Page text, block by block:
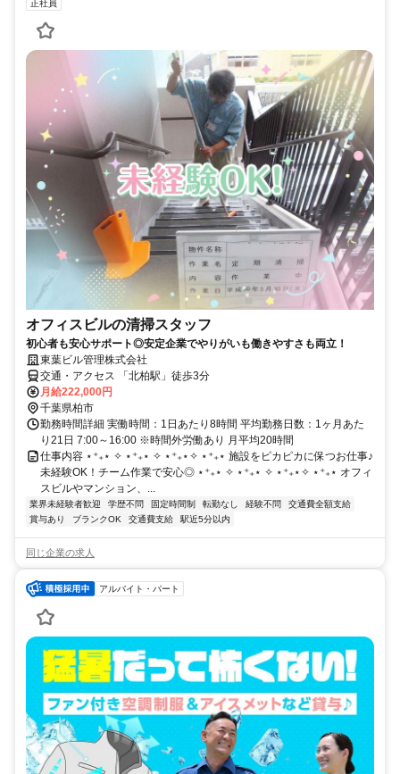
正社員
オフィスビルの清掃スタッフ
初心者も安心サポート◎安定企業でやりがいも働きやすさも両立！
東葉ビル管理株式会社
交通・アクセス 「北柏駅」徒歩3分
月給222,000円
千葉県柏市
勤務時間詳細 実働時間：1日あたり8時間 平均勤務日数：1ヶ月あた
り21日 7:00～16:00 ※時間外労働あり 月平均20時間
仕事内容 ⋆⁺₊⋆ ✧ ⋆⁺₊⋆ ✧ ⋆⁺₊⋆✧ ⋆⁺₊⋆ 施設をピカピカに保つお仕事♪
未経験OK！チーム作業で安心◎ ⋆⁺₊⋆ ✧ ⋆⁺₊⋆ ✧ ⋆⁺₊⋆✧ ⋆⁺₊⋆ オフィ
スビルやマンション、...
業界未経験者歓迎 学歴不問 固定時間制 転勤なし 経験不問
交通費全額支給
賞与あり
ブランクOK 交通費支給 駅近5分以内
同じ企業の求人
アルバイト・パート